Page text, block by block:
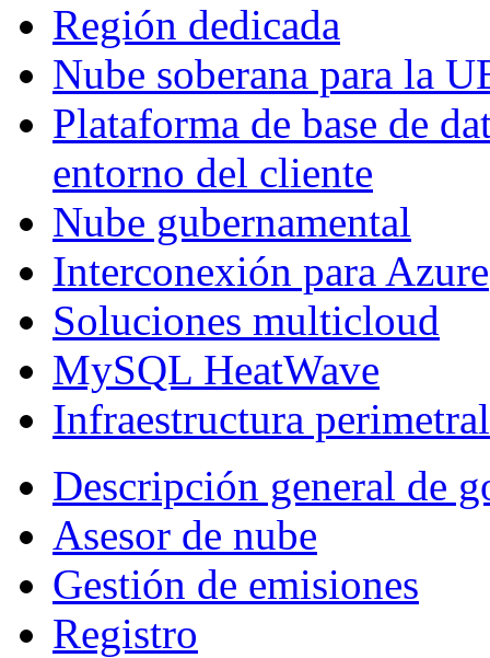
Región dedicada
Nube soberana para la
Plataforma de base de
entorno del cliente
Nube gubernamental
Interconexión para Azure
Soluciones multicloud
MySQL HeatWave
Infraestructura
Descripción general de
Asesor de nube
Gestión de emisiones
Registro